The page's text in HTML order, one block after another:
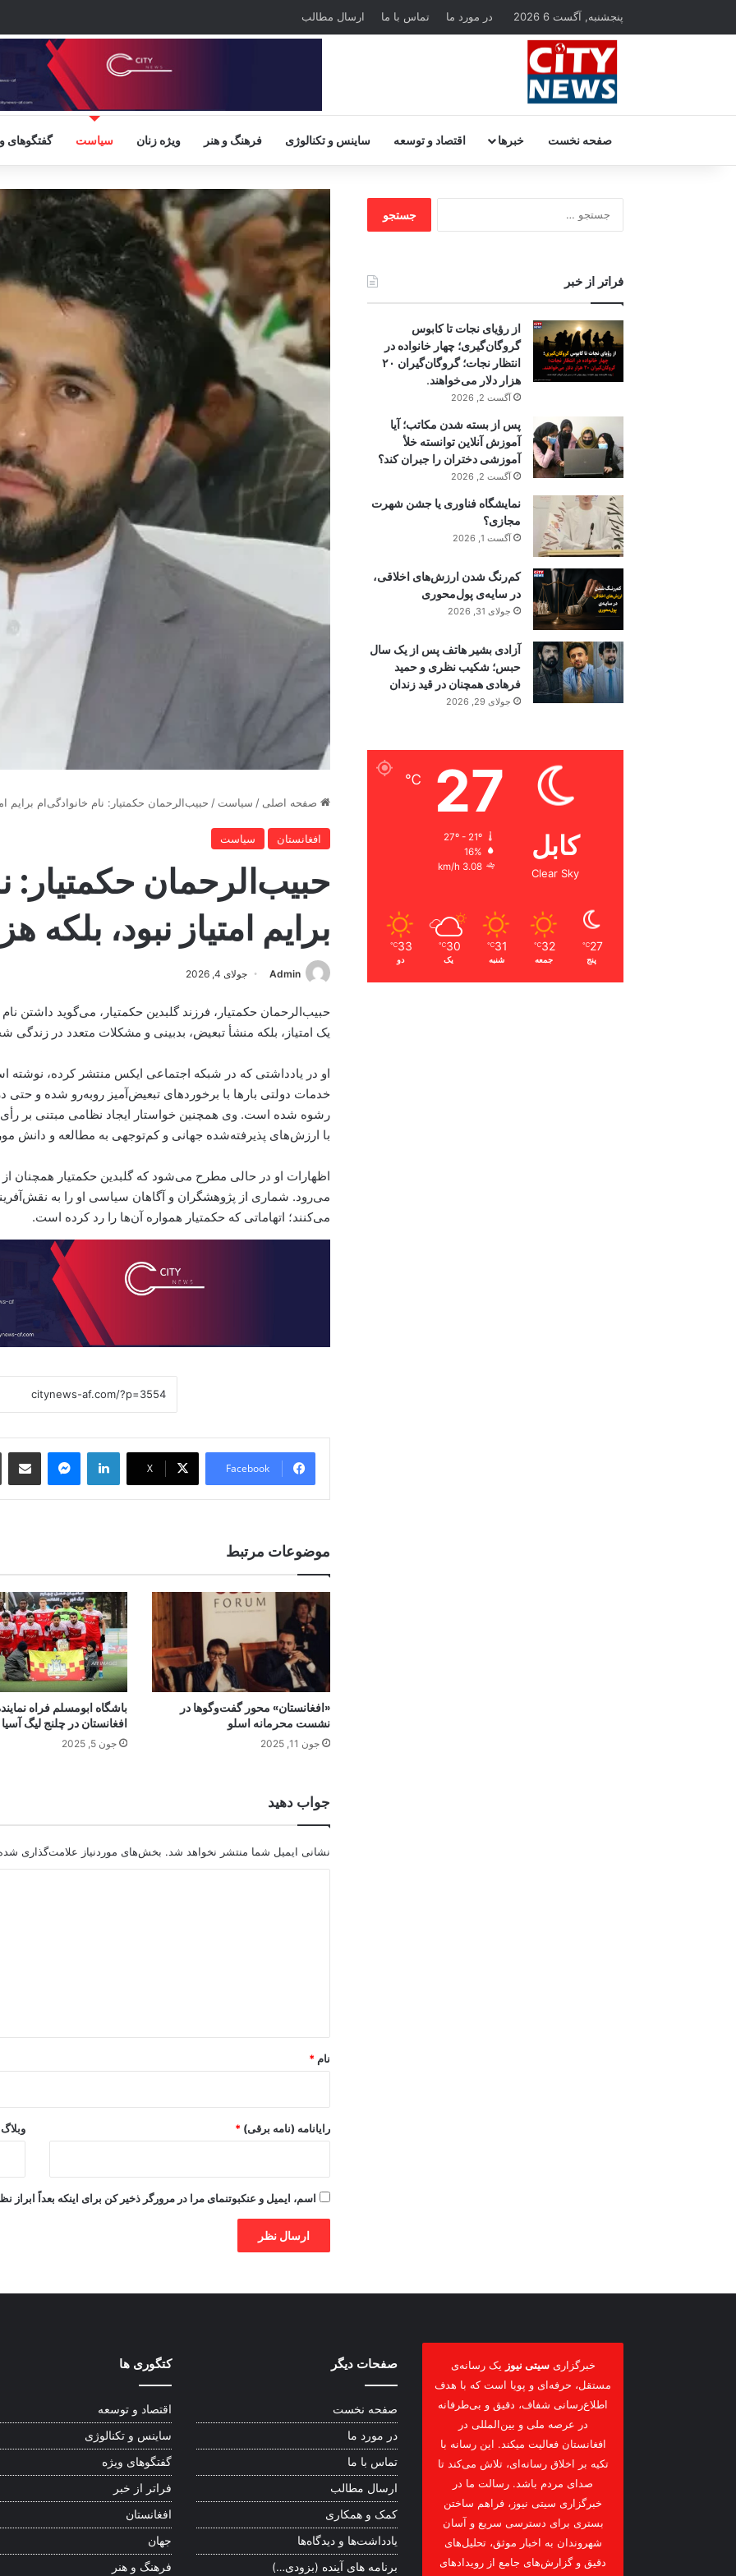
پنجشنبه, آگست 6 2026 در مورد ما تماس با ما ارسال مطالب
صفحه نخست خبرها اقتصاد و توسعه ساینس و تکنالوژی فرهنگ و هنر ویژه زنان سیاست گفتگوهای
صفحه اصلی / سیاست / حبیب‌الرحمان حکمتیار: نام خانوادگی‌ام برایم
افغانستان سیاست
حبیب‌الرحمان حکمتیار:
برایم امتیاز نبود، بلکه
Admin جولای 4, 2026
حبیب‌الرحمان حکمتیار، فرزند گلبدین حکمتیار، می‌گوید داشتن
یک امتیاز، بلکه منشأ تبعیض، بدبینی و مشکلات متعدد در
او در یادداشتی که در شبکه اجتماعی ایکس منتشر کرده، نوشته
خدمات دولتی بارها با برخوردهای تبعیض‌آمیز روبه‌رو شده و حتی
رشوه شده است. وی همچنین خواستار ایجاد نظامی مبتنی بر رأی
با ارزش‌های پذیرفته‌شده جهانی و کم‌توجهی به مطالعه و دانش
اظهارات او در حالی مطرح می‌شود که گلبدین حکمتیار همچنان
می‌کنند؛ اتهاماتی که حکمتیار همواره آن‌ها را رد کرده است.
Facebook
X
LinkedIn
موضوعات مرتبط
«افغانستان» محور گفت‌وگوها در
نشست محرمانه اسلو
جون 11, 2025
باشگاه ابومسلم فراه
افغانستان در چلنج لیگ آسیا
جون 5, 2025
جواب دهید
نشانی ایمیل شما منتشر نخواهد شد. بخش‌های موردنیاز علامت‌گذاری
نام *
رایانامه (نامه برقی) * وبلاگ
اسم، ایمیل و عنکبوتنمای مرا در مرورگر ذخیر کن برای اینکه بعداً ابراز
برای:
فراتر از خبر
از رؤیای نجات تا کابوس
گروگان‌گیری؛ چهار خانواده در
انتظار نجات؛ گروگان‌گیران ۲۰
هزار دلار می‌خواهند.
آگست 2, 2026
پس از بسته شدن مکاتب؛ آیا
آموزش آنلاین توانسته خلأ
آموزشی دختران را جبران کند؟
آگست 2, 2026
نمایشگاه فناوری یا جشن شهرت
مجازی؟
آگست 1, 2026
کم‌رنگ شدن ارزش‌های اخلاقی،
در سایه‌ی پول‌محوری
جولای 31, 2026
آزادی بشیر هاتف پس از یک سال
حبس؛ شکیب نظری و حمید
فرهادی همچنان در قید زندان
جولای 29, 2026
کابل
Clear Sky
27
℃
27º - 21º
16%
3.08 km/h
27
℃
پنج
32
℃
جمعه
31
℃
شنبه
30
℃
یک
33
℃
دو
خبرگزاریسیتی نیوز یک رسانه‌ی
مستقل، حرفه‌ای و پویا است که با هدف
اطلاع‌رسانی شفاف، دقیق و بی‌طرفانه
در عرصه ملی و بین‌المللی در
افغانستان فعالیت میکند. این رسانه با
تکیه بر اخلاق رسانه‌ای، تلاش می‌کند تا
صدای مردم باشد. رسالت ما در
خبرگزاری سیتی نیوز، فراهم ساختن
بستری برای دسترسی سریع و آسان
شهروندان به اخبار موثق، تحلیل‌های
دقیق و گزارش‌های جامع از رویدادهای
صفحات دیگر
صفحه نخست
در مورد ما
تماس با ما
ارسال مطالب
کمک و همکاری
یادداشت‌ها و دیدگاه‌ها
برنامه های آینده (بزودی…)
کتگوری ها
اقتصاد و توسعه
ساینس و تکنالوژی
گفتگوهای ویژه
فراتر از خبر
افغانستان
جهان
فرهنگ و هنر